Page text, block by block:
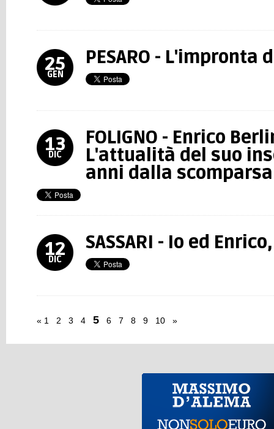
25
GEN
PESARO - L'impronta
13
DIC
FOLIGNO - Enrico
L'attualità del suo
anni dalla
12
DIC
SASSARI - Io ed
« 1 2 3 4 5 6 7 8 9 10 »